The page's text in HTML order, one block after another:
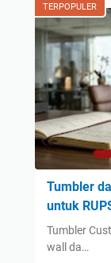
TERPOPULER
Tumbler
untuk
Tumbler
wall da…